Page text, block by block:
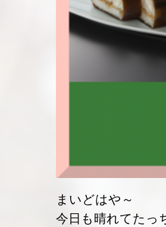
まいどはや～
今日も晴れてたっ